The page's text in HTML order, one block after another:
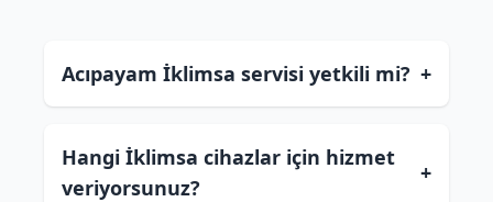
Acıpayam İklimsa servisi yetkili mi? +
Hangi İklimsa cihazlar için hizmet
veriyorsunuz?
+